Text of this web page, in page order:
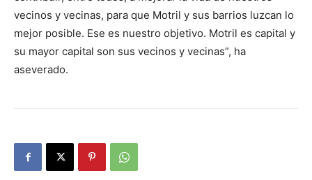
vecinos y vecinas, para que Motril y sus barrios luzcan lo
mejor posible. Ese es nuestro objetivo. Motril es capital y
su mayor capital son sus vecinos y vecinas”, ha
aseverado.